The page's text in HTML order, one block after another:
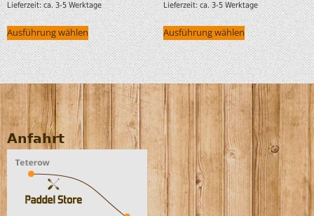
Lieferzeit:ca. 3-5 Werktage
Ausführung wählen
Lieferzeit:ca. 3-5 Werktage
Ausführung wählen
Anfahrt